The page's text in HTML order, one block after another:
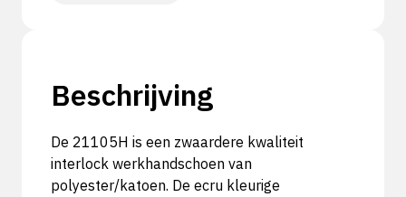
Beschrijving
De 21105H is een zwaardere kwaliteit
interlock werkhandschoen van
polyester/katoen. De ecru kleurige